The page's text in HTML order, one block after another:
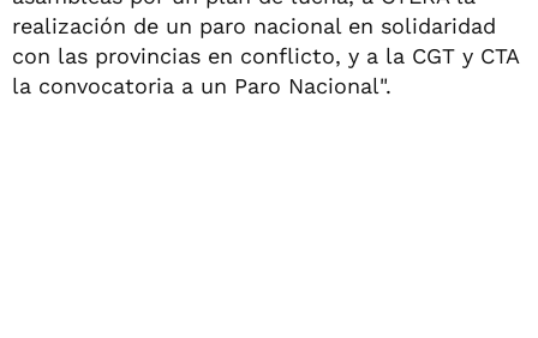
realización de un paro nacional en solidaridad
con las provincias en conflicto, y a la CGT y CTA
la convocatoria a un Paro Nacional".